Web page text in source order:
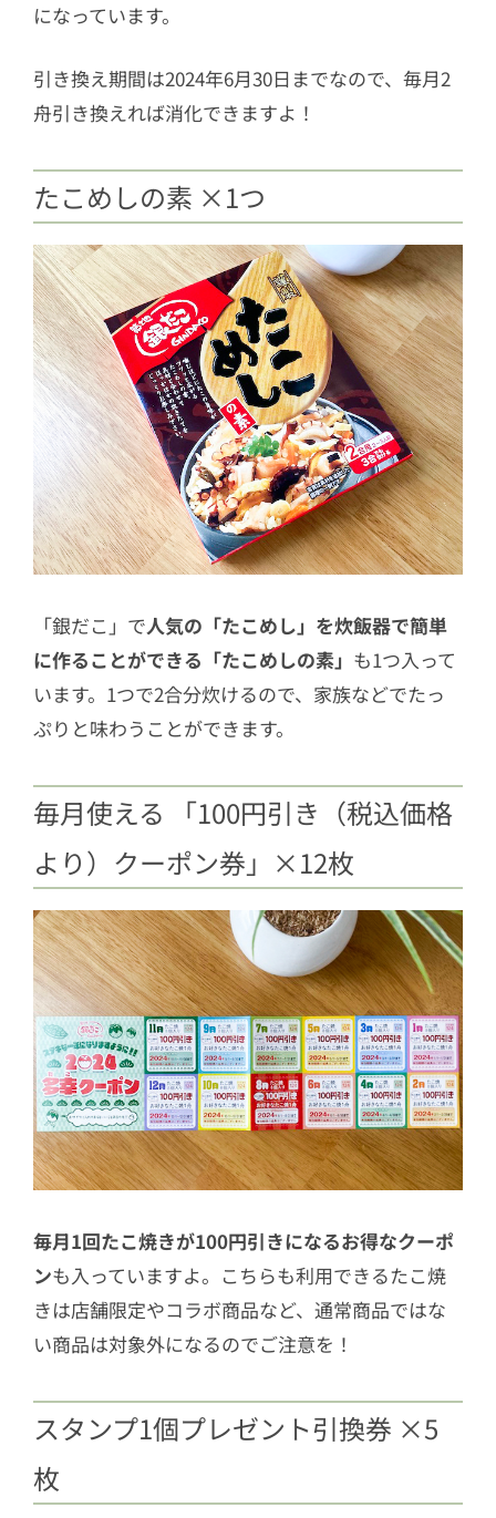
になっています。
引き換え期間は2024年6月30日までなので、毎月2
舟引き換えれば消化できますよ！
たこめしの素 ×1つ
「銀だこ」で人気の「たこめし」を炊飯器で簡単
に作ることができる「たこめしの素」 も1つ入って
います。1つで2合分炊けるので、家族などでたっ
ぷりと味わうことができます。
毎月使える 「100円引き（税込価格
より）クーポン券」×12枚
毎月1回たこ焼きが100円引きになるお得なクーポ
ンも入っていますよ。こちらも利用できるたこ焼
きは店舗限定やコラボ商品など、通常商品ではな
い商品は対象外になるのでご注意を！
スタンプ1個プレゼント引換券 ×5
枚